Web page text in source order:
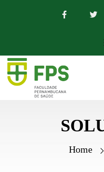
Home